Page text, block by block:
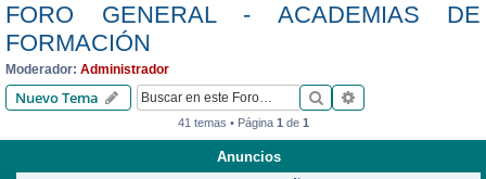
s
FORO GENERAL - ACADEMIAS DE
FORMACIÓN
Moderador: Administrador
Nuevo Tema Buscar
41 temas • Página 1de 1
Anuncios